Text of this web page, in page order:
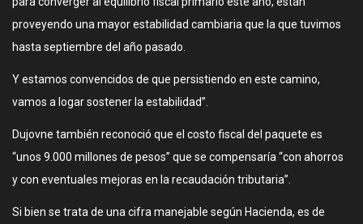
proveyendo una mayor estabilidad cambiaria que la que tuvimos
hasta septiembre del año pasado.
Y estamos convencidos de que persistiendo en este camino,
vamos a logar sostener la estabilidad”.
Dujovne también reconoció que el costo fiscal del paquete es
“unos 9.000 millones de pesos” que se compensaría “con ahorros
y con eventuales mejoras en la recaudación tributaria”.
Si bien se trata de una cifra manejable según Hacienda, es de